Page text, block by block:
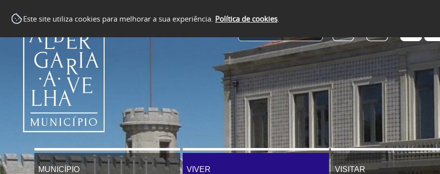
Este site utiliza cookies para melhorar a sua experiência. Política de cookies.
MUNICÍPIO VIVER VISITAR